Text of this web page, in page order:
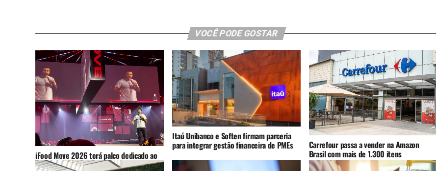
VOCÊ PODE GOSTAR
iFood Move 2026 terá palco dedicado ao
varejo
Itaú Unibanco e Soften firmam parceria
para integrar gestão financeira de PMEs Carrefour passa a vender na Amazon
Brasil com mais de 1.300 itens